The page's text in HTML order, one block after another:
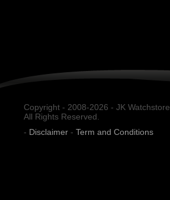
Copyright - 2008-2026 - JK Watchstore.
All Rights Reserved.
- Disclaimer - Term and Conditions